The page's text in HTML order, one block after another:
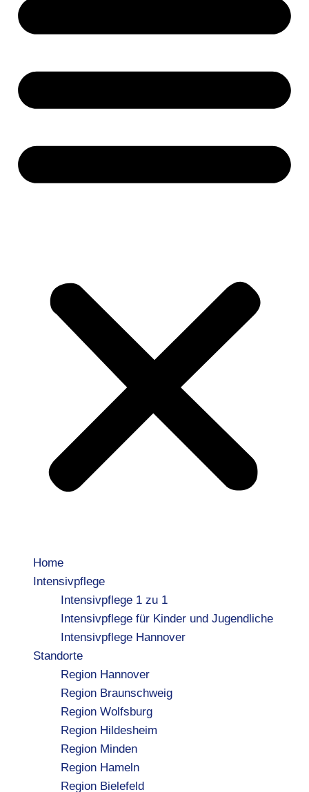
Home
Intensivpflege
Intensivpflege 1 zu 1
Intensivpflege für Kinder und Jugendliche
Intensivpflege Hannover
Standorte
Region Hannover
Region Braunschweig
Region Wolfsburg
Region Hildesheim
Region Minden
Region Hameln
Region Bielefeld